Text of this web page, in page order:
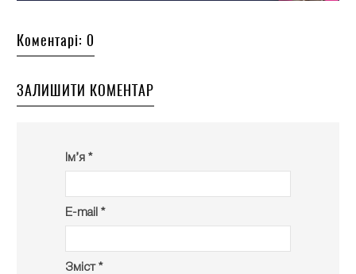
Коментарі: 0
ЗАЛИШИТИ КОМЕНТАР
Ім’я *
E-mail *
Зміст *